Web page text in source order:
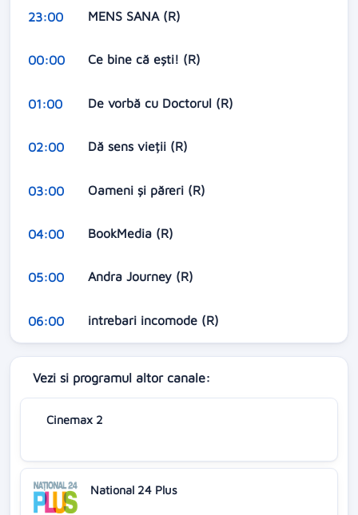
23:00 MENS SANA (R)
00:00 Ce bine că ești! (R)
01:00 De vorbă cu Doctorul (R)
02:00 Dă sens vieții (R)
03:00 Oameni și păreri (R)
04:00 BookMedia (R)
05:00 Andra Journey (R)
06:00 intrebari incomode (R)
Vezi si programul altor canale:
Cinemax 2
National 24 Plus